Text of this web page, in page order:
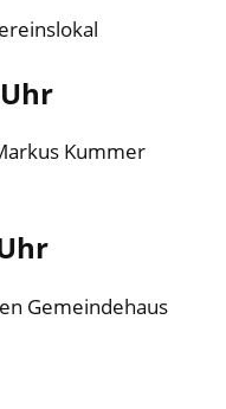
Kummer
Gemeindehaus